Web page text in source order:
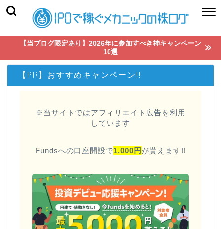
【当ブログ限定あり】2026年に参加すべき神キャンペーン
10選
【PR】おすすめキャンペーン!!
※当サイトではアフィリエイト広告を利用
しています
Fundsへの口座開設で1,000円 が貰えます!!